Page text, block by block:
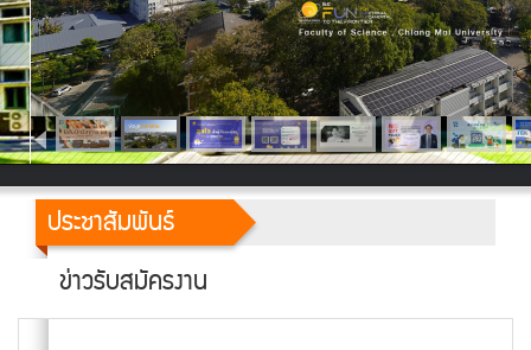
ประชาสัมพันธ์
ข่าวรับสมัครงาน